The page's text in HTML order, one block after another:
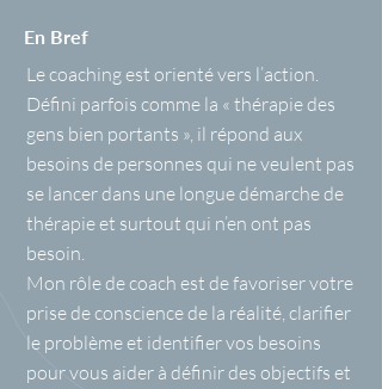
En Bref
Le coaching est orienté vers l’action.
Défini parfois comme la « thérapie des
gens bien portants », il répond aux
besoins de personnes qui ne veulent pas
se lancer dans une longue démarche de
thérapie et surtout qui n’en ont pas
besoin.
Mon rôle de coach est de favoriser votre
prise de conscience de la réalité, clarifier
le problème et identifier vos besoins
pour vous aider à définir des objectifs et